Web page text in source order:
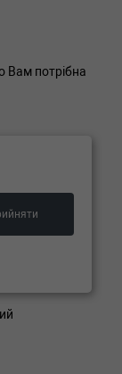
Вам потрібна